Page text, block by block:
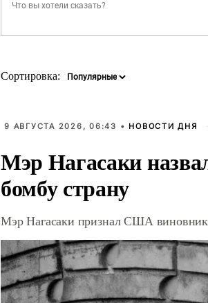
Сортировка:
9 АВГУСТА 2026, 06:43 • НОВОСТИ ДНЯ
Мэр Нагасаки
бомбу страну
Мэр Нагасаки признал США